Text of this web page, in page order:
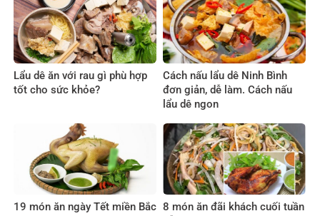
Lẩu dê ăn với rau gì phù hợp
tốt cho sức khỏe?
Cách nấu lẩu dê Ninh Bình
đơn giản, dễ làm. Cách nấu
lẩu dê ngon
19 món ăn ngày Tết miền Bắc 8 món ăn đãi khách cuối tuần